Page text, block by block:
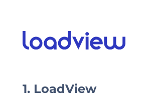
1. LoadView